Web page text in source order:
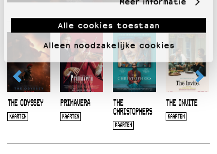
Alle cookies toestaan
Alleen noodzakelijke cookies
THE ODYSSEY
KAARTEN
PRIMAVERA
KAARTEN
THE
CHRISTOPHERS
KAARTEN
THE INVITE
KAARTEN